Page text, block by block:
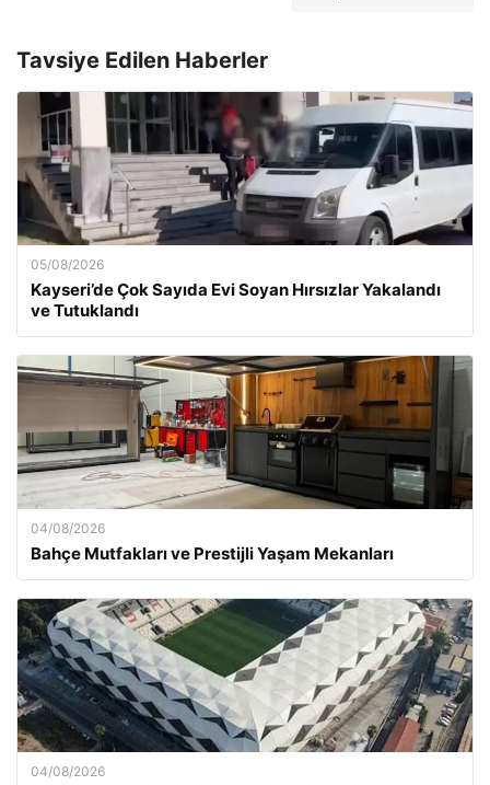
Tavsiye Edilen Haberler
05/08/2026
Kayseri’de Çok Sayıda Evi Soyan Hırsızlar Yakalandı
ve Tutuklandı
04/08/2026
Bahçe Mutfakları ve Prestijli Yaşam Mekanları
04/08/2026